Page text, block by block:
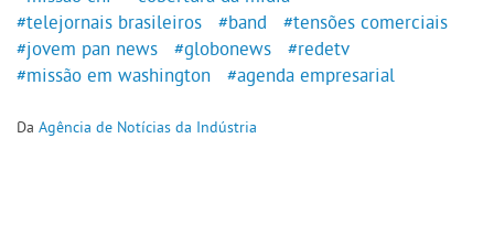
#telejornais brasileiros
#band
#tensões comerciais
#jovem pan news
#globonews
#redetv
#missão em washington
#agenda empresarial
Da Agência de Notícias da Indústria